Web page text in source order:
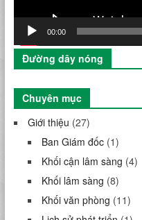
00:00
Đường dây nóng
Chuyên mục
Giới thiệu (27)
Ban Giám đốc(1)
Khối cận lâm sàng (4)
Khối lâm sàng (8)
Khối văn phòng (11)